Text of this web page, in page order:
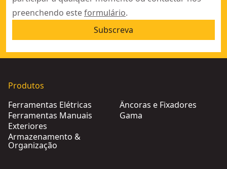
preenchendo esteformulário.
Subscreva
Produtos
Ferramentas Elétricas
Ferramentas Manuais
Exteriores
Armazenamento &
Organização
Âncoras e Fixadores
Gama